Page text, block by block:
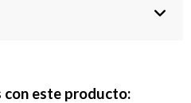
con este producto: